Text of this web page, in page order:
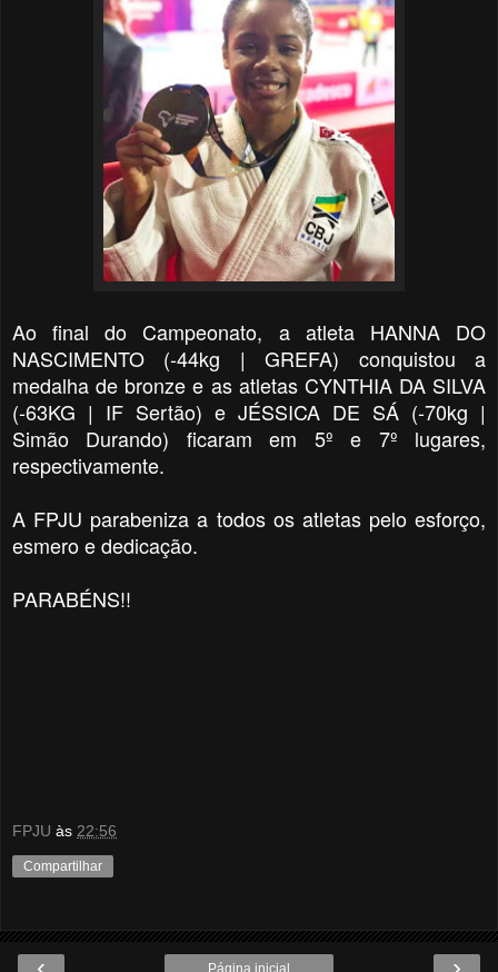
Ao final do Campeonato, a atleta HANNA DO
NASCIMENTO (-44kg | GREFA) conquistou a
medalha de bronze e as atletas CYNTHIA DA SILVA
(-63KG | IF Sertão) e JÉSSICA DE SÁ (-70kg |
Simão Durando) ficaram em 5º e 7º lugares,
respectivamente.
A FPJU parabeniza a todos os atletas pelo esforço,
esmero e dedicação.
PARABÉNS!!
FPJU às 22:56
Compartilhar
Página inicial